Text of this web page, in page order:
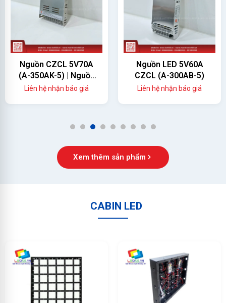
Nguồn CZCL 5V70A
(A-350AK-5) | Nguồn
Màn Hình LED 350W
Liên hệ nhận báo giá
Nguồn LED 5V60A
CZCL (A-300AB-5)
Liên hệ nhận báo giá
1 2 3 4 5 6 7 8 9
Xem thêm sản phẩm
CABIN LED